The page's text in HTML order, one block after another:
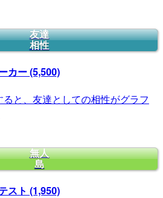
友達
相性
カー(5,500)
と、友達としての相性がグラフ
無人
島
スト (1,950)